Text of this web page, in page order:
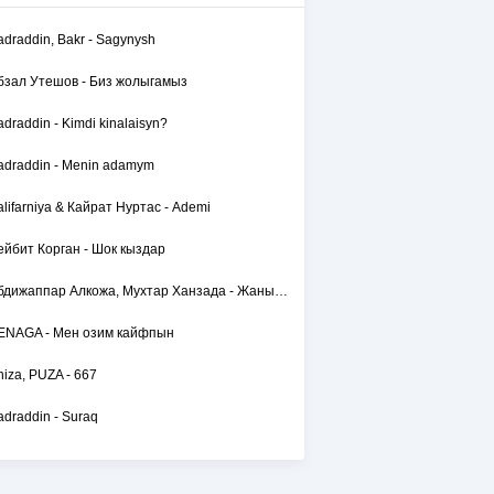
Bakr - Sagynysh
Утешов - Биз жолыгамыз
- Kimdi kinalaisyn?
- Menin adamym
& Кайрат Нуртас - Ademi
Корган - Шок кыздар
Абдижаппар Алкожа, Мухтар Ханзада - Жаным сол
- Мен озим кайфпын
PUZA - 667
- Suraq